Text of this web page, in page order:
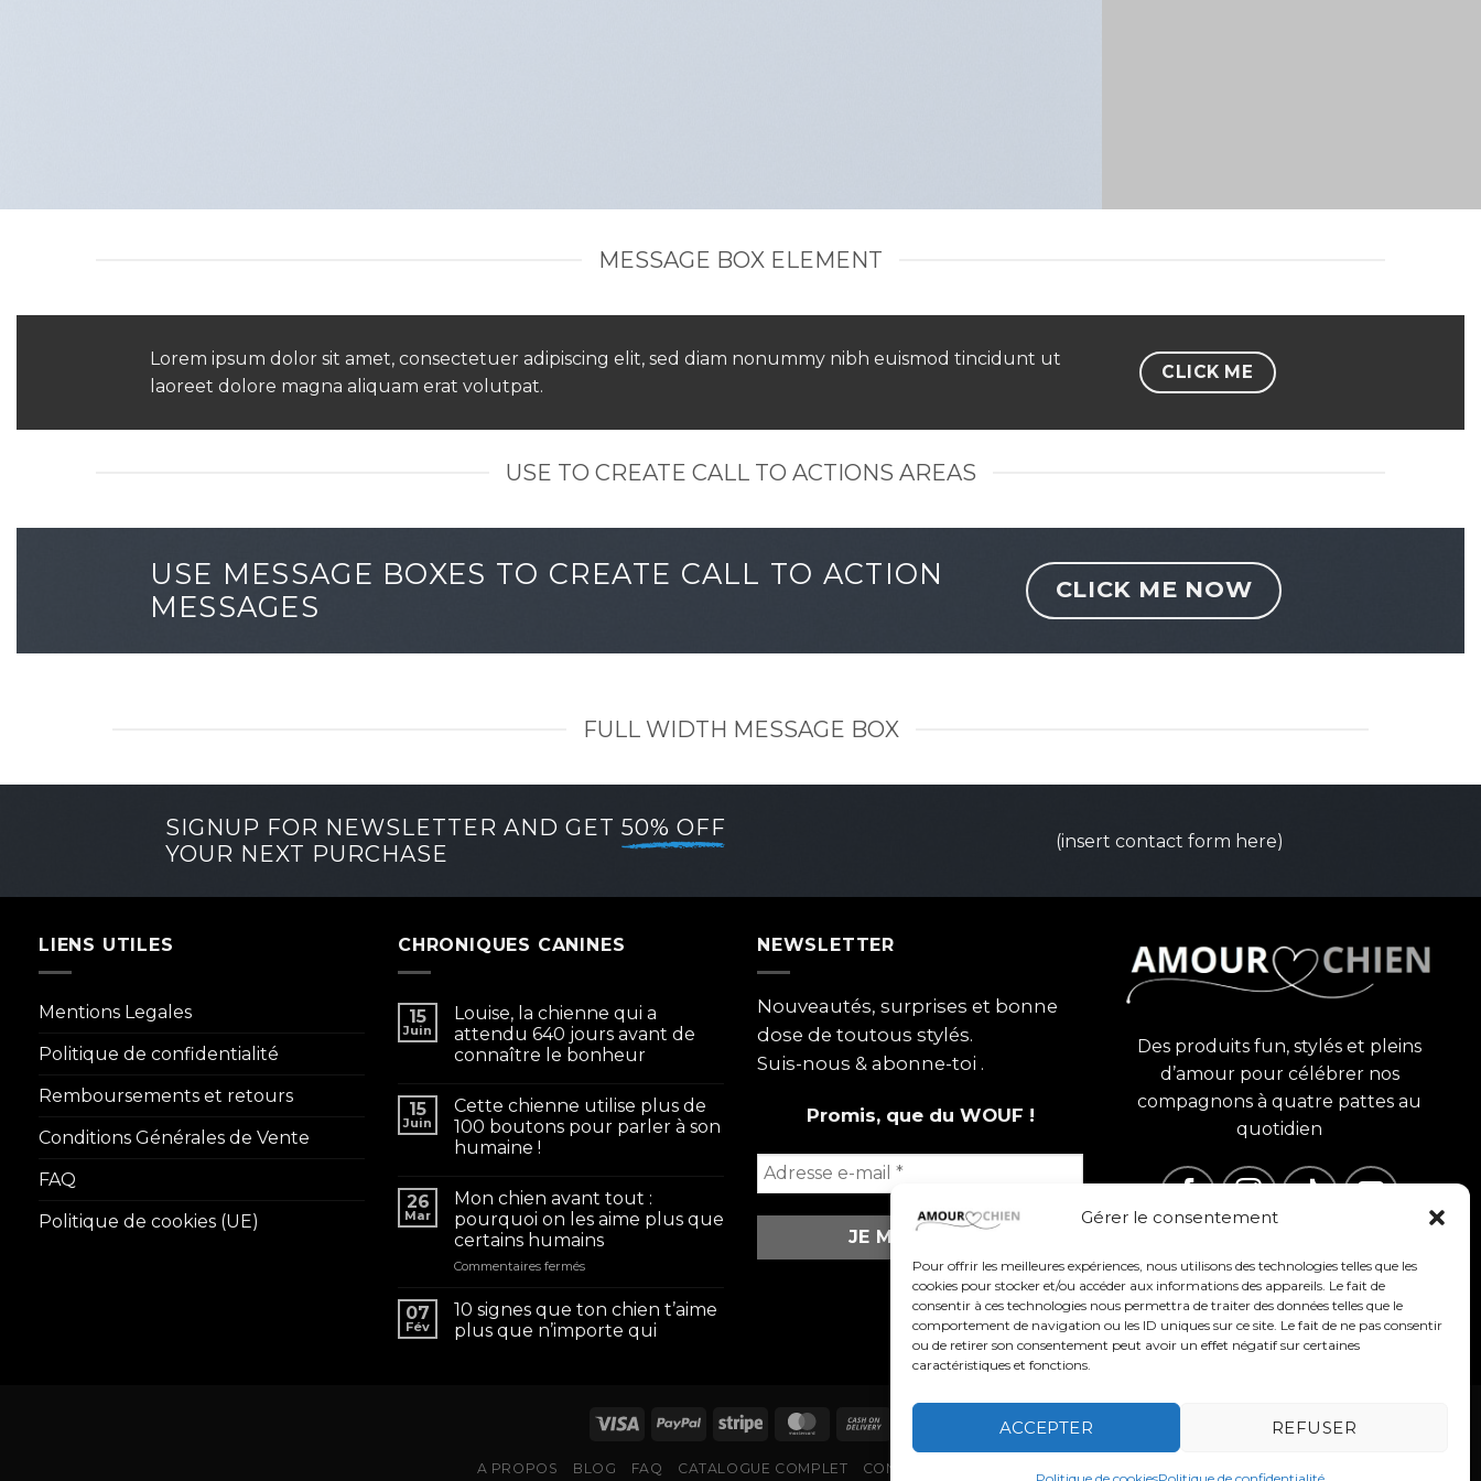
Gérer le consentement
Pour offrir les meilleures expériences, nous utilisons des technologies telles que les
cookies pour stocker et/ou accéder aux informations des appareils. Le fait de
consentir à ces technologies nous permettra de traiter des données telles que le
comportement de navigation ou les ID uniques sur ce site. Le fait de ne pas consentir
ou de retirer son consentement peut avoir un effet négatif sur certaines
caractéristiques et fonctions.
ACCEPTER REFUSER
MESSAGE BOX ELEMENT
Lorem ipsum dolor sit amet, consectetuer adipiscing elit, sed diam nonummy nibh euismod tincidunt ut
laoreet dolore magna aliquam erat volutpat.
CLICK ME
USE TO CREATE CALL TO ACTIONS AREAS
USE MESSAGE BOXES TO CREATE CALL TO ACTION
MESSAGES
CLICK ME NOW
FULL WIDTH MESSAGE BOX
SIGNUP FOR NEWSLETTER AND GET 50% OFF
YOUR NEXT PURCHASE
(insert contact form here)
LIENS UTILES
Mentions Legales
Politique de confidentialité
Remboursements et retours
Conditions Générales de Vente
FAQ
Politique de cookies (UE)
CHRONIQUES CANINES
15
Juin
Louise, la chienne qui a
attendu 640 jours avant de
connaître le bonheur
15
Juin
Cette chienne utilise plus de
100 boutons pour parler à son
humaine !
26
Mar
Mon chien avant tout :
pourquoi on les aime plus que
certains humains
Commentaires ferméssur
avant
tout
les
aime
que
07
Fév
10 signes que ton chien t’aime
plus que n’importe qui
NEWSLETTER
Nouveautés, surprises et bonne
dose de toutous stylés.
Suis-nous & abonne-toi .
Promis, que du WOUF !
Des produits fun, stylés et pleins
d’amour pour célébrer nos
compagnons à quatre pattes au
quotidien
A PROPOS BLOG FAQ CATALOGUE COMPLET CONTACTEZ-NOUS